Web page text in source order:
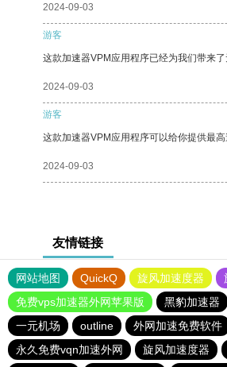
2024-09-03
游客
这款加速器VPM应用程序已经为我们带来了
2024-09-03
游客
这款加速器VPM应用程序可以给你提供最
2024-09-03
友情链接
网站地图 QuickQ 旋风加速度器
免费vps加速器外网苹果版
黑豹加速器
一元机场
outline 外网加速免费软件
永久免费vqn加速外网
旋风加速度器